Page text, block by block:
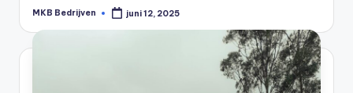
MKB Bedrijven juni 12, 2025